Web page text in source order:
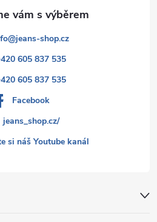
@jeans-shop.cz
605 837 535
605 837 535
Facebook
jeans_shop.cz/
si náš Youtube kanál